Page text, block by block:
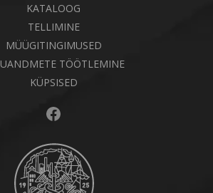
KATALOOG
TELLIMINE
MÜÜGITINGIMUSED
TÖÖTLEMINE
KÜPSISED
Facebook